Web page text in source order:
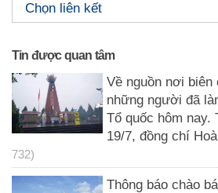
Tin được quan tâm
Về nguồn nơi
những người đã
Tổ quốc hôm nay.
19/7, đồng chí
732)
Thông báo chào